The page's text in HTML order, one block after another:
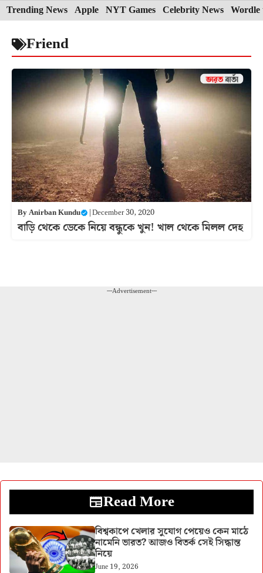
Skip
to
content
Trending News Apple NYT Games Celebrity News Wordle
Friend
ByAnirban Kundu |December 30, 2020
বাড়ি থেকে ডেকে নিয়ে বন্ধুকে খুন! খাল থেকে মিলল দেহ
---Advertisement---
Read More
বিশ্বকাপে খেলার সুযোগ পেয়েও কেন মাঠে
নামেনি ভারত? আজও বিতর্ক সেই সিদ্ধান্ত
নিয়ে
June 19, 2026